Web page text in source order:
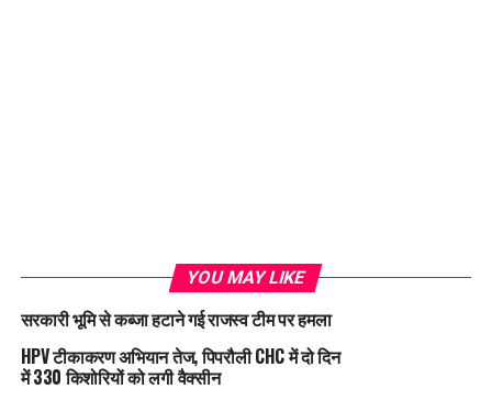
YOU MAY LIKE
सरकारी भूमि से कब्जा हटाने गई राजस्व टीम पर हमला
HPV टीकाकरण अभियान तेज, पिपरौली CHC में दो दिन
में 330 किशोरियों को लगी वैक्सीन